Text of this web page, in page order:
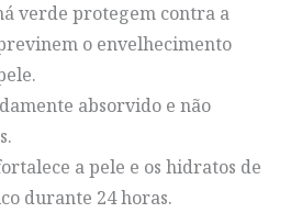
verde protegem contra a
o envelhecimento
absorvido e não
a pele e os hidratos de
durante 24 horas.